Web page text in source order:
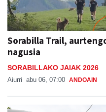
Sorabilla Trail,
nagusia
SORABILLAKO JAIAK 2026
Aiurri abu 06, 07:00 ANDOAIN